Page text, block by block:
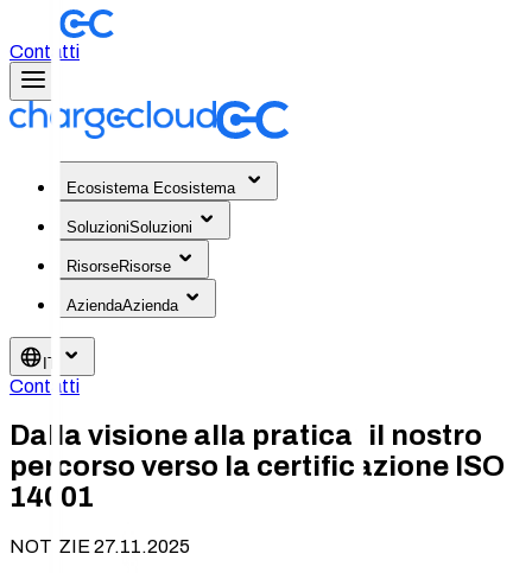
Contatti
Ecosistema Ecosistema
SoluzioniSoluzioni
RisorseRisorse
AziendaAzienda
IT
Contatti
Dalla visione alla pratica: il nostro
percorso verso la certificazione ISO
14001
NOTIZIE 27.11.2025